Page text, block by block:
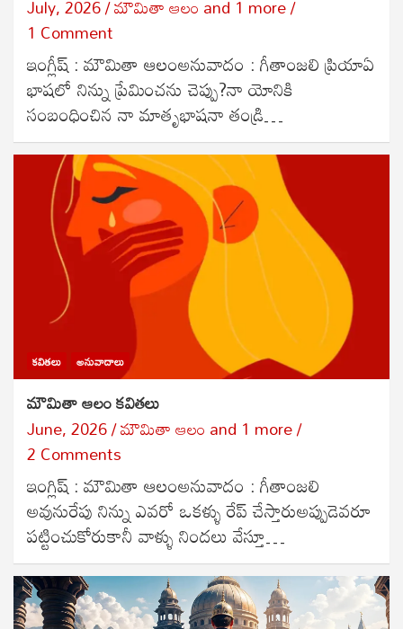
July, 2026 మౌమితా ఆలంand 1 more
1 Comment
ఇంగ్లీష్ : మౌమితా ఆలంఅనువాదం : గీతాంజలి ప్రియాఏ
భాషలో నిన్ను ప్రేమించను చెప్పు?నా యోనికి
సంబంధించిన నా మాతృభాషనా తండ్రి…
కవితలు అనువాదాలు
మౌమితా ఆలం కవితలు
June, 2026 మౌమితా ఆలంand 1 more
2 Comments
ఇంగ్లిష్ : మౌమితా ఆలంఅనువాదం : గీతాంజలి
అవునురేపు నిన్ను ఎవరో ఒకళ్ళు రేప్ చేస్తారుఅప్పుడెవరూ
పట్టించుకోరుకానీ వాళ్ళు నిందలు వేస్తూ…